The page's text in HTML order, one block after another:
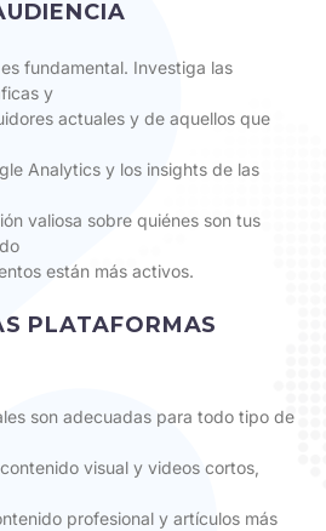
fundamental. Investiga las
y
actuales y de aquellos que
Analytics y los insights de las
valiosa sobre quiénes son tus
están más activos.
PLATAFORMAS
son adecuadas para todo tipo de
visual y videos cortos,
profesional y artículos más